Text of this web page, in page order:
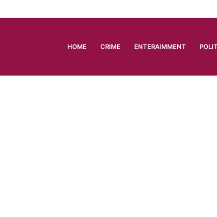
HOME CRIME ENTERAIMMENT